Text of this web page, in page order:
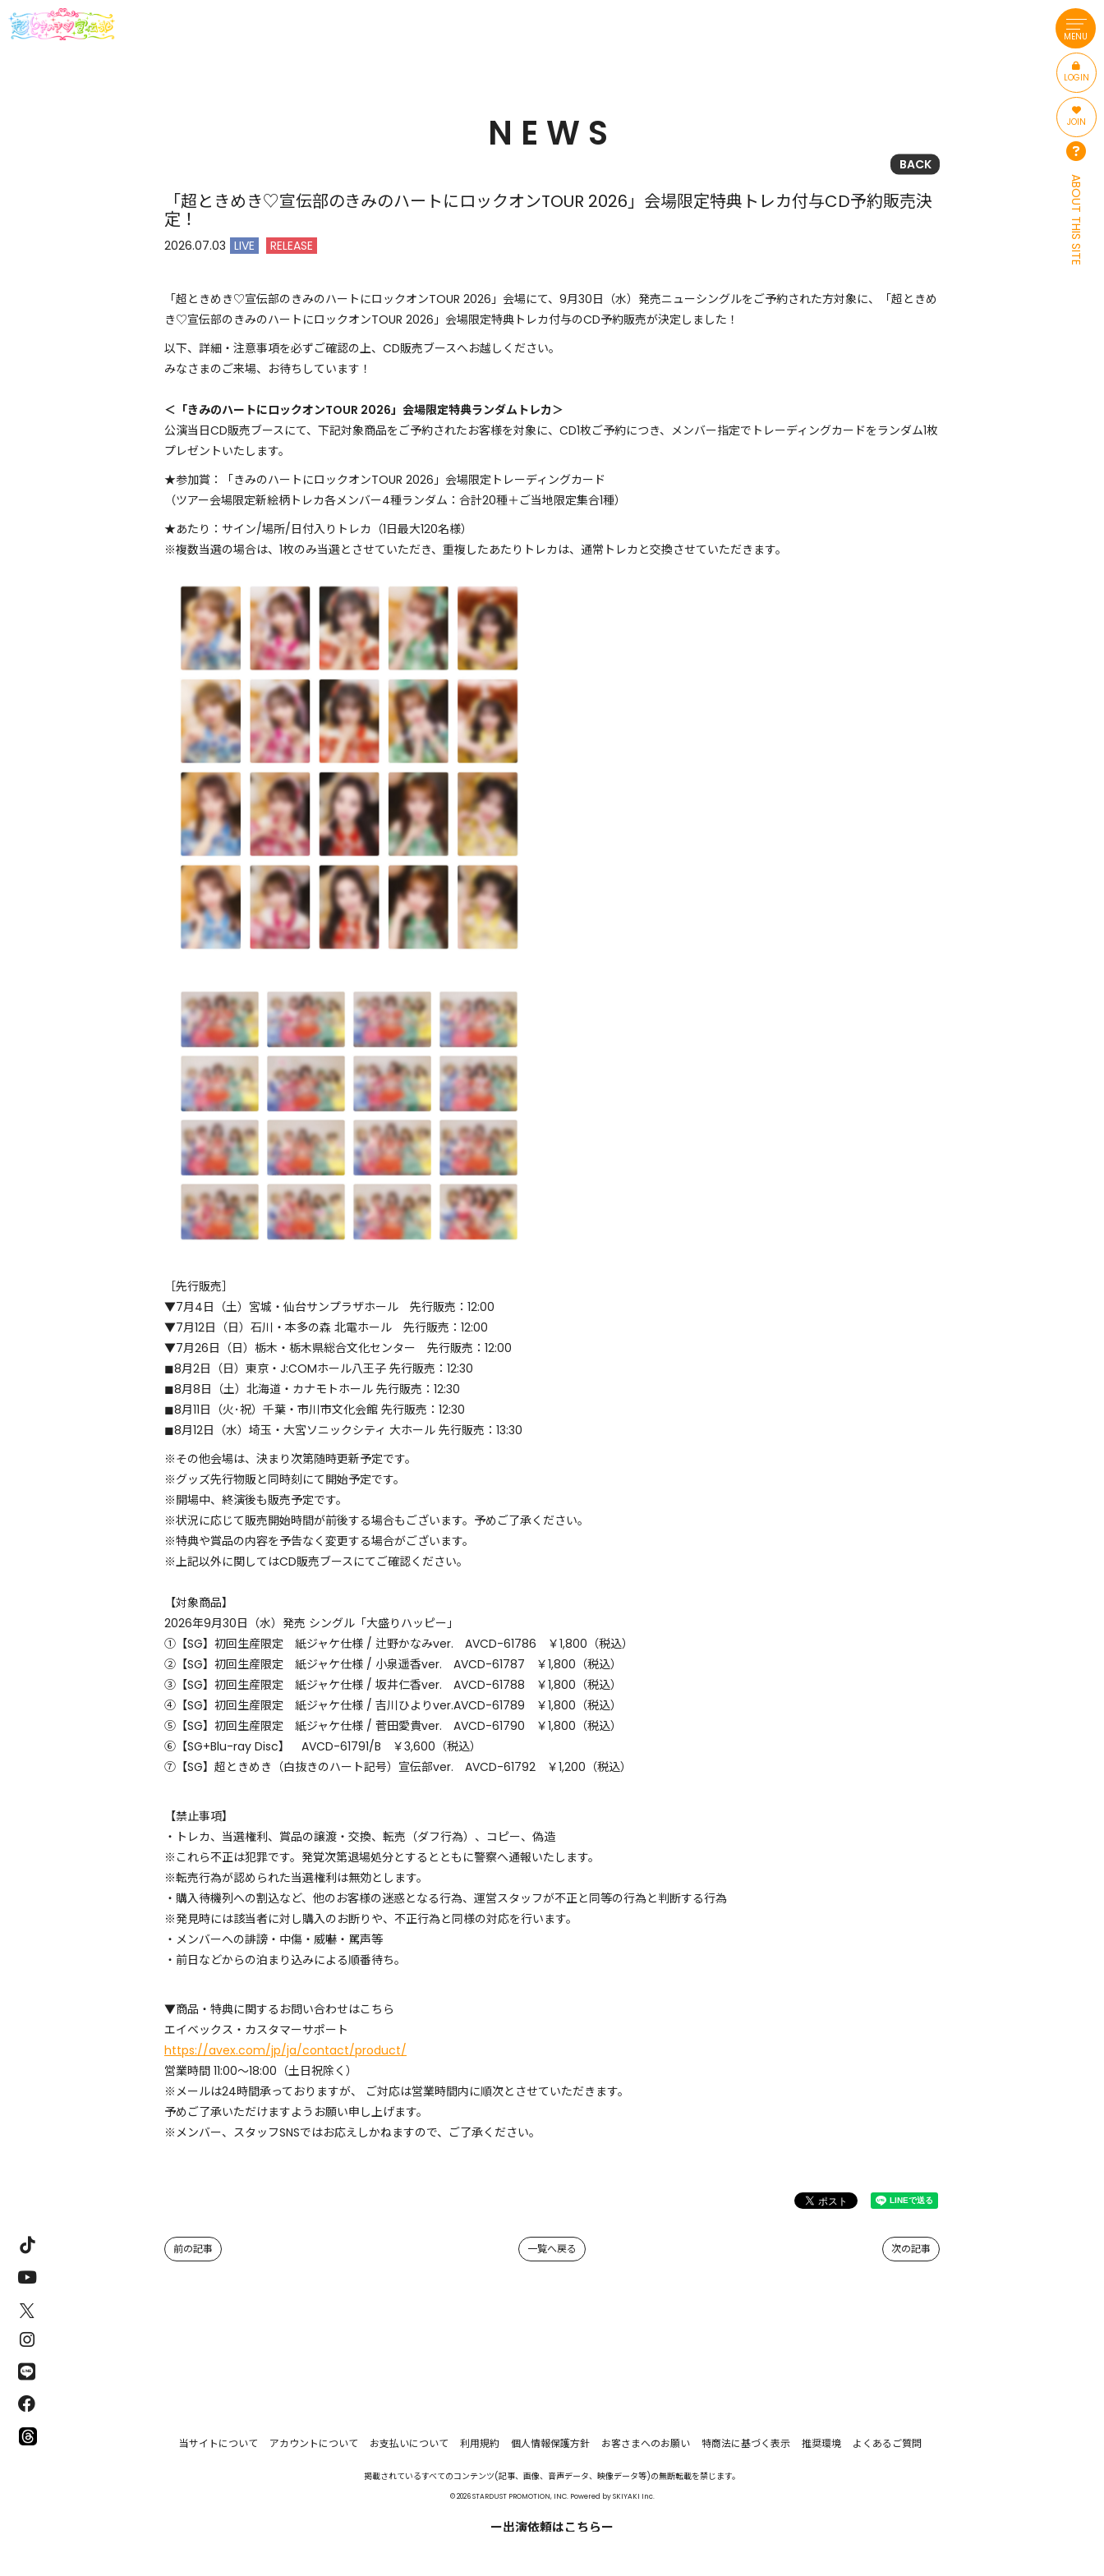
MENU
LOGIN
JOIN
ABOUT THIS SITE
NEWS
BACK
「超ときめき♡宣伝部のきみのハートにロックオンTOUR 2026」会場限定特典トレカ付与CD予約販売決
定！
2026.07.03 LIVE RELEASE
「超ときめき♡宣伝部のきみのハートにロックオンTOUR 2026」会場にて、9月30日（水）発売ニューシングルをご予約された方対象に、「超ときめ
き♡宣伝部のきみのハートにロックオンTOUR 2026」会場限定特典トレカ付与のCD予約販売が決定しました！
以下、詳細・注意事項を必ずご確認の上、CD販売ブースへお越しください。
みなさまのご来場、お待ちしています！
＜「きみのハートにロックオンTOUR 2026」会場限定特典ランダムトレカ＞
公演当日CD販売ブースにて、下記対象商品をご予約されたお客様を対象に、CD1枚ご予約につき、メンバー指定でトレーディングカードをランダム1枚
プレゼントいたします。
★参加賞：「きみのハートにロックオンTOUR 2026」会場限定トレーディングカード
（ツアー会場限定新絵柄トレカ各メンバー4種ランダム：合計20種＋ご当地限定集合1種）
★あたり：サイン/場所/日付入りトレカ（1日最大120名様）
※複数当選の場合は、1枚のみ当選とさせていただき、重複したあたりトレカは、通常トレカと交換させていただきます。
［先行販売］
▼7月4日（土）宮城・仙台サンプラザホール 先行販売：12:00
▼7月12日（日）石川・本多の森 北電ホール 先行販売：12:00
▼7月26日（日）栃木・栃木県総合文化センター 先行販売：12:00
◼︎8月2日（日）東京・J:COMホール八王子 先行販売：12:30
◼︎8月8日（土）北海道・カナモトホール 先行販売：12:30
◼︎8月11日（火･祝）千葉・市川市文化会館 先行販売：12:30
◼︎8月12日（水）埼玉・大宮ソニックシティ 大ホール 先行販売：13:30
※その他会場は、決まり次第随時更新予定です。
※グッズ先行物販と同時刻にて開始予定です。
※開場中、終演後も販売予定です。
※状況に応じて販売開始時間が前後する場合もございます。予めご了承ください。
※特典や賞品の内容を予告なく変更する場合がございます。
※上記以外に関してはCD販売ブースにてご確認ください。
【対象商品】
2026年9月30日（水）発売 シングル「大盛りハッピー」
①【SG】初回生産限定 紙ジャケ仕様 / 辻野かなみver. AVCD-61786 ￥1,800（税込）
②【SG】初回生産限定 紙ジャケ仕様 / 小泉遥香ver. AVCD-61787 ￥1,800（税込）
③【SG】初回生産限定 紙ジャケ仕様 / 坂井仁香ver. AVCD-61788 ￥1,800（税込）
④【SG】初回生産限定 紙ジャケ仕様 / 吉川ひよりver.AVCD-61789 ￥1,800（税込）
⑤【SG】初回生産限定 紙ジャケ仕様 / 菅田愛貴ver. AVCD-61790 ￥1,800（税込）
⑥【SG+Blu-ray Disc】 AVCD-61791/B ￥3,600（税込）
⑦【SG】超ときめき（白抜きのハート記号）宣伝部ver. AVCD-61792 ￥1,200（税込）
【禁止事項】
・トレカ、当選権利、賞品の譲渡・交換、転売（ダフ行為）、コピー、偽造
※これら不正は犯罪です。発覚次第退場処分とするとともに警察へ通報いたします。
※転売行為が認められた当選権利は無効とします。
・購入待機列への割込など、他のお客様の迷惑となる行為、運営スタッフが不正と同等の行為と判断する行為
※発見時には該当者に対し購入のお断りや、不正行為と同様の対応を行います。
・メンバーへの誹謗・中傷・威嚇・罵声等
・前日などからの泊まり込みによる順番待ち。
▼商品・特典に関するお問い合わせはこちら
エイベックス・カスタマーサポート
https://avex.com/jp/ja/contact/product/
営業時間 11:00～18:00（土日祝除く）
※メールは24時間承っておりますが、 ご対応は営業時間内に順次とさせていただきます。
予めご了承いただけますようお願い申し上げます。
※メンバー、スタッフSNSではお応えしかねますので、ご了承ください。
次の記事
一覧へ戻る
前の記事
当サイトについて アカウントについて お支払いについて 利用規約 個人情報保護方針 お客さまへのお願い 特商法に基づく表示 推奨環境 よくあるご質問
掲載されているすべてのコンテンツ(記事、画像、音声データ、映像データ等)の無断転載を禁じます。
© 2026 STARDUST PROMOTION, INC. Powered bySKIYAKI Inc.
ー出演依頼はこちらー